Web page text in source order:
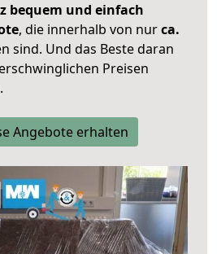
bequem und einfach
, die innerhalb von nurca.
sind. Und das Beste daran
Preisen
Angebote erhalten